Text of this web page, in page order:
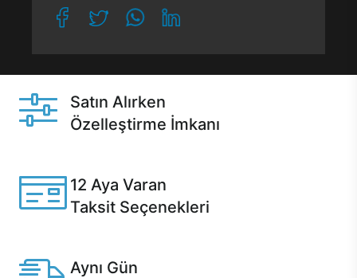
Satın Alırken
Özelleştirme İmkanı
12 Aya Varan
Taksit Seçenekleri
Aynı Gün